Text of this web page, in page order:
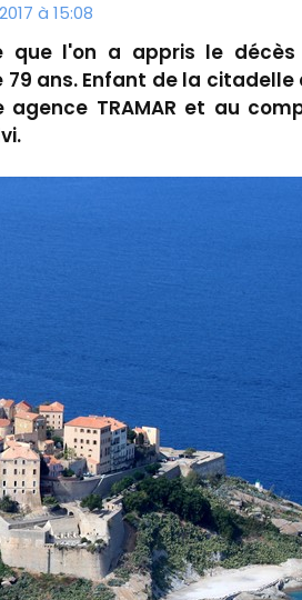
à 15:08
que l'on a appris le décès
ans. Enfant de la citadelle
TRAMAR et au